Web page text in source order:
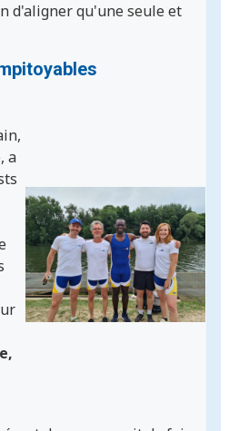
d'aligner qu'une seule et
a